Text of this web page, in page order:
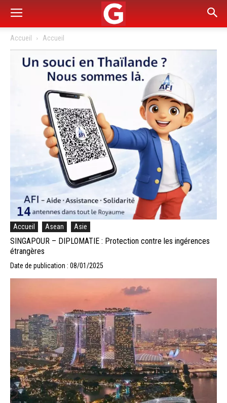
Accueil Accueil
Accueil Asean Asie
SINGAPOUR – DIPLOMATIE : Protection contre les ingérences
étrangères
Date de publication : 08/01/2025